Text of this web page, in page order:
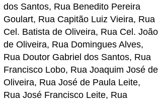
dos Santos, Rua Benedito Pereira
Goulart, Rua Capitão Luiz Vieira, Rua
Cel. Batista de Oliveira, Rua Cel. João
de Oliveira, Rua Domingues Alves,
Rua Doutor Gabriel dos Santos, Rua
Francisco Lobo, Rua Joaquim José de
Oliveira, Rua José de Paula Leite,
Rua José Francisco Leite, Rua